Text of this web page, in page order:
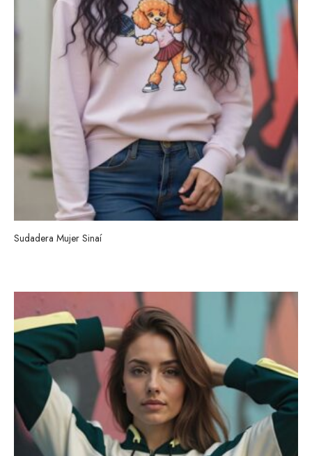
Sudadera Mujer Sinaí